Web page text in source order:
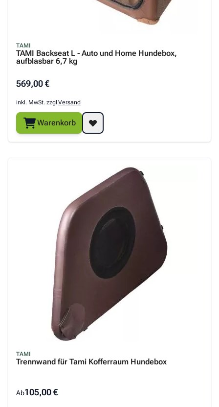
TAMI
TAMI Backseat L - Auto und Home Hundebox,
aufblasbar 6,7 kg
569,00 €
inkl. MwSt. zzgl.Versand
Warenkorb
TAMI
Trennwand für Tami Kofferraum Hundebox
Ab105,00 €